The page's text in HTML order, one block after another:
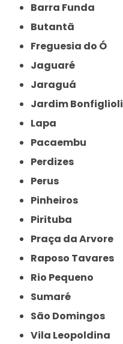
Barra Funda
Butantã
Freguesia do Ó
Jaguaré
Jaraguá
Jardim Bonfiglioli
Lapa
Pacaembu
Perdizes
Perus
Pinheiros
Pirituba
Praça da Arvore
Raposo Tavares
Rio Pequeno
Sumaré
São Domingos
Vila Leopoldina